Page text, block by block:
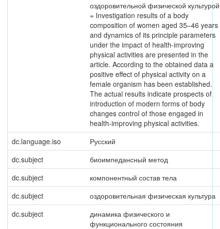
оздоровительной физической
= Investigation results of a body
composition of women aged 35–46 years
and dynamics of its principle parameters
under the impact of health-improving
physical activities are presented in the
article. According to the obtained data a
positive effect of physical activity on a
female organism has been established.
The actual results indicate prospects of
introduction of modern forms of body
changes control of those engaged in
health-improving physical activities.
dc.language.iso
Русский
dc.subject
биоимпедансный метод
dc.subject
компонентный состав тела
dc.subject
оздоровительная физическая культура
dc.subject
динамика физического и
функционального состояния